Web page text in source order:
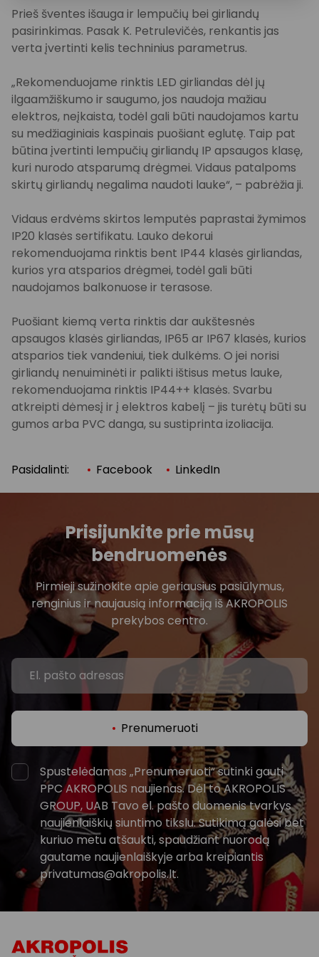
Prieš šventes išauga ir lempučių bei girliandų
pasirinkimas. Pasak K. Petrulevičės, renkantis jas
verta įvertinti kelis techninius parametrus.
„Rekomenduojame rinktis LED girliandas dėl jų
ilgaamžiškumo ir saugumo, jos naudoja mažiau
elektros, neįkaista, todėl gali būti naudojamos kartu
su medžiaginiais kaspinais puošiant eglutę. Taip pat
būtina įvertinti lempučių girliandų IP apsaugos klasę,
kuri nurodo atsparumą drėgmei. Vidaus patalpoms
skirtų girliandų negalima naudoti lauke“, – pabrėžia ji.
Vidaus erdvėms skirtos lemputės paprastai žymimos
IP20 klasės sertifikatu. Lauko dekorui
rekomenduojama rinktis bent IP44 klasės girliandas,
kurios yra atsparios drėgmei, todėl gali būti
naudojamos balkonuose ir terasose.
Puošiant kiemą verta rinktis dar aukštesnės
apsaugos klasės girliandas, IP65 ar IP67 klasės, kurios
atsparios tiek vandeniui, tiek dulkėms. O jei norisi
girliandų nenuiminėti ir palikti ištisus metus lauke,
rekomenduojama rinktis IP44++ klasės. Svarbu
atkreipti dėmesį ir į elektros kabelį – jis turėtų būti su
gumos arba PVC danga, su sustiprinta izoliacija.
Pasidalinti: Facebook LinkedIn
Prisijunkite prie mūsų
bendruomenės
Pirmieji sužinokite apie geriausius pasiūlymus,
renginius ir naujausią informaciją iš AKROPOLIS
prekybos centro.
Prenumeruoti
Spustelėdamas „Prenumeruoti“ sutinki gauti
PPC AKROPOLIS naujienas. Dėl to AKROPOLIS
GROUP, UAB Tavo el. pašto duomenis tvarkys
naujienlaiškių siuntimo tikslu. Sutikimą galėsi bet
kuriuo metu atšaukti, spaudžiant nuorodą
gautame naujienlaiškyje arba kreipiantis
privatumas@akropolis.lt.